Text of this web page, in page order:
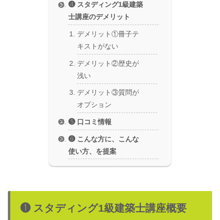
❹ スタディング1級建築
士講座のデメリット
デメリット①冊子テ
キストがない
デメリット②歴史が
浅い
デメリット③質問が
オプション
❺ 口コミ情報
❻ こんな方に、こんな
使い方、を提案
❶ スタディング1級建築士講座概要